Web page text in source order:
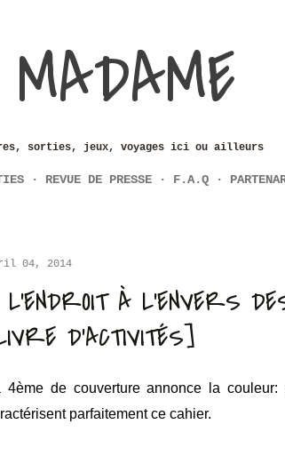
sorties, jeux, voyages ici ou ailleurs
REVUE DE PRESSE F.A.Q
04, 2014
À L'ENVERS
D'ACTIVITÉS]
4ème de couverture annonce la
parfaitement ce cahier.